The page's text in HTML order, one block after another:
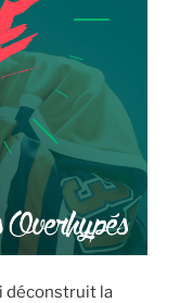
déconstruit la